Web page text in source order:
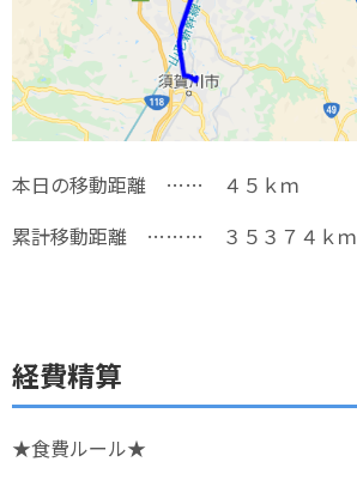
本日の移動距離 …… ４５ｋｍ
累計移動距離 ……… ３５３７４ｋｍ
経費精算
★食費ルール★